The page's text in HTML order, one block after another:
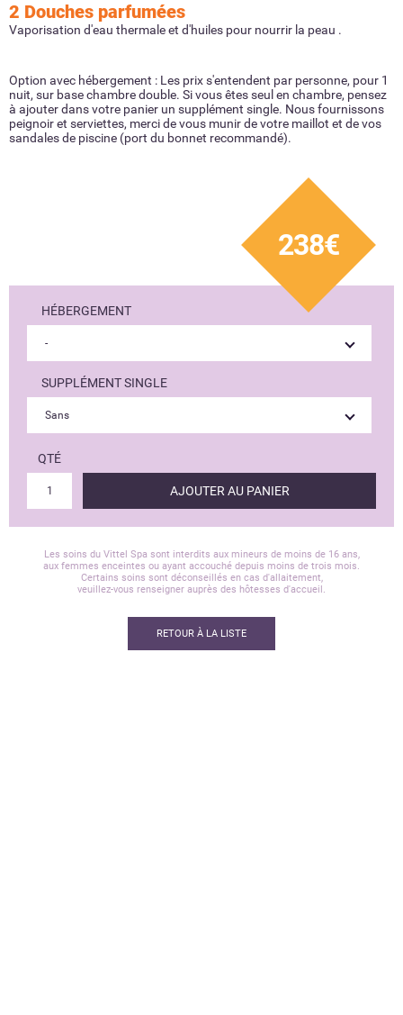
2 Douches parfumées
Vaporisation d'eau thermale et d'huiles pour nourrir la peau .
Option avec hébergement : Les prix s'entendent par personne, pour 1
nuit, sur base chambre double. Si vous êtes seul en chambre, pensez
à ajouter dans votre panier un supplément single. Nous fournissons
peignoir et serviettes, merci de vous munir de votre maillot et de vos
sandales de piscine (port du bonnet recommandé).
238€
HÉBERGEMENT
SUPPLÉMENT SINGLE
QTÉ
AJOUTER AU PANIER
Les soins du Vittel Spa sont interdits aux mineurs de moins de 16 ans,
aux femmes enceintes ou ayant accouché depuis moins de trois mois.
Certains soins sont déconseillés en cas d'allaitement,
veuillez-vous renseigner auprès des hôtesses d'accueil.
RETOUR À LA LISTE